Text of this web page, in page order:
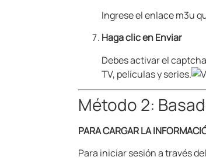
Ingrese el enlace m3u
Haga clic en Enviar
Debes activar el
TV, películas y series.
Método 2:
PARA CARGAR LA
Para iniciar sesión a través